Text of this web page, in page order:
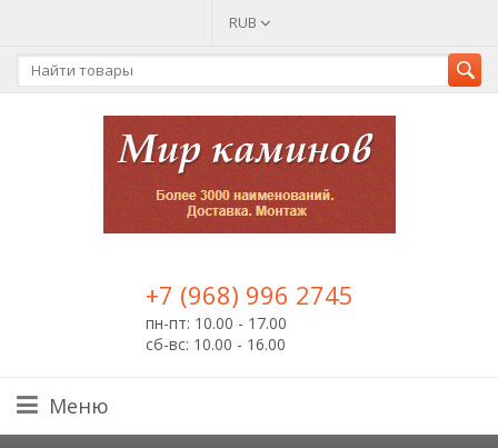
RUB
+7 (968) 996 2745
пн-пт: 10.00 - 17.00
сб-вс: 10.00 - 16.00
Меню